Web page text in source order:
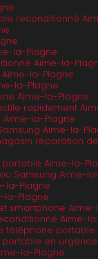
reconditionné
la-Plagne
Aime-la-
la-Plagne
la-Plagne
Aime-la-Plagne
rapidement
Aime-la-Plagne
Aime-la-
réparation
Aime-la-
Samsung Aime-
la-Plagne
la-Plagne
smartphone Aime-
Aime-
téléphone portable
en
la-Plagne